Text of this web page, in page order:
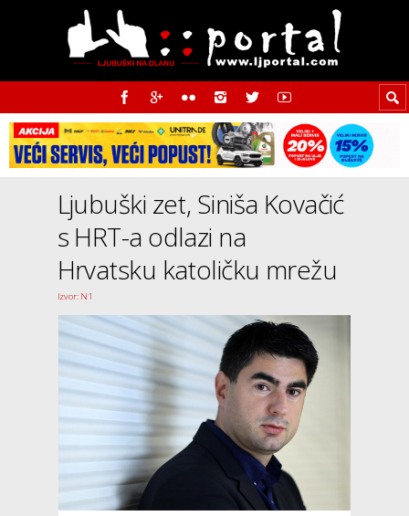
Ljubuški zet, Siniša Kovačić
s HRT-a odlazi na
Hrvatsku katoličku mrežu
Izvor: N1